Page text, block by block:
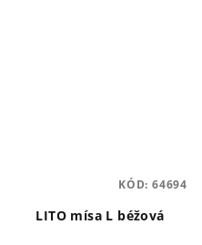
LITO mísa L béžová
KÓD: 64694